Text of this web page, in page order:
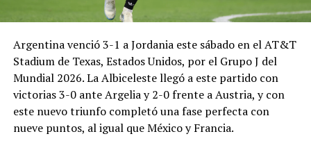
Argentina venció 3-1 a Jordania este sábado en el AT&T
Stadium de Texas, Estados Unidos, por el Grupo J del
Mundial 2026. La Albiceleste llegó a este partido con
victorias 3-0 ante Argelia y 2-0 frente a Austria, y con
este nuevo triunfo completó una fase perfecta con
nueve puntos, al igual que México y Francia.